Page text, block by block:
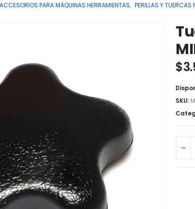
ACCESORIOS PARA MÁQUINAS HERRAMIENTAS, PERILLAS Y TUERCAS
$
SKU: